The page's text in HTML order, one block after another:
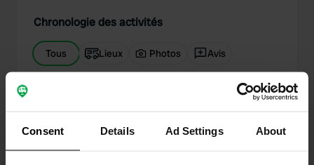
Consent Details Ad Settings About
Chronologie des activités
Tous Lieux Photos Avis
il y a presque